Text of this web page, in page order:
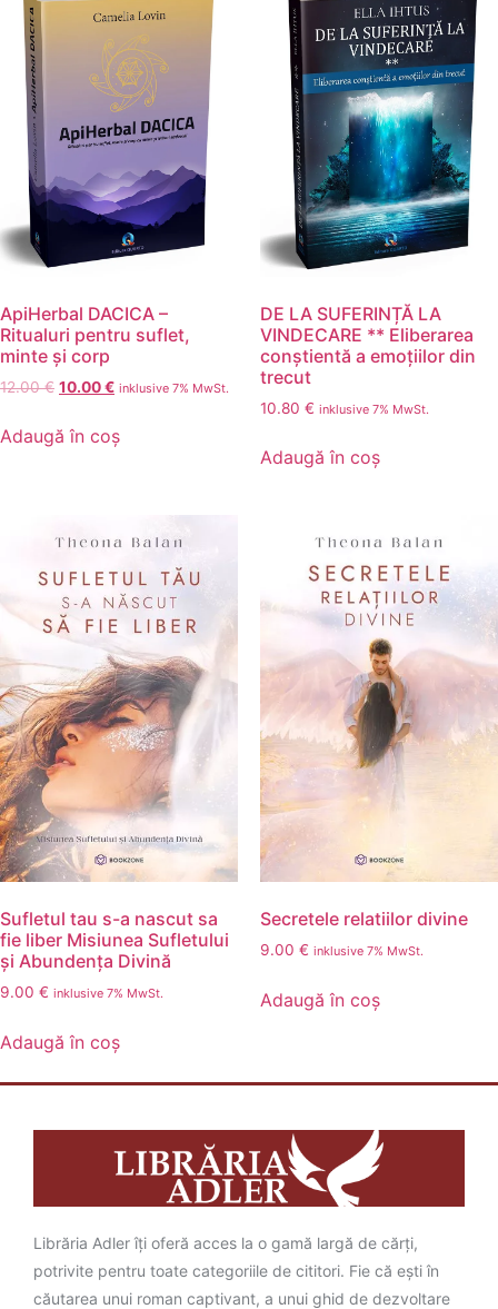
ApiHerbal DACICA –
Ritualuri pentru suflet,
minte și corp
12.00€ 10.00€ inklusive 7% MwSt.
Adaugă în coș
DE LA SUFERINȚĂ LA
VINDECARE ** Eliberarea
conștientă a emoțiilor din
trecut
10.80 € inklusive 7% MwSt.
Adaugă în coș
Sufletul tau s-a nascut sa
fie liber Misiunea Sufletului
și Abundența Divină
9.00 € inklusive 7% MwSt.
Adaugă în coș
Secretele relatiilor divine
9.00 € inklusive 7% MwSt.
Adaugă în coș
Librăria Adler îți oferă acces la o gamă largă de cărți,
potrivite pentru toate categoriile de cititori. Fie că ești în
căutarea unui roman captivant, a unui ghid de dezvoltare